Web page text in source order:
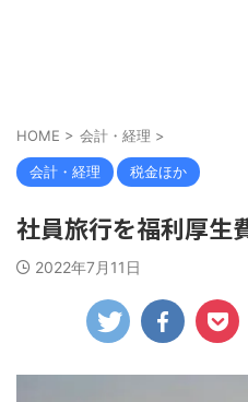
HOME > 会計・経理 >
会計・経理 税金ほか
社員旅行を福利厚生
2022年7月11日